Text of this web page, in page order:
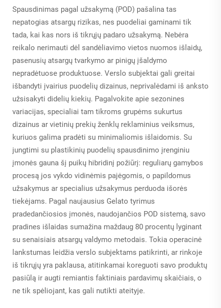
Spausdinimas pagal užsakymą (POD) pašalina tas
nepatogias atsargų rizikas, nes puodeliai gaminami tik
tada, kai kas nors iš tikrųjų padaro užsakymą. Nebėra
reikalo nerimauti dėl sandėliavimo vietos nuomos išlaidų,
pasenusių atsargų tvarkymo ar pinigų įšaldymo
nepradėtuose produktuose. Verslo subjektai gali greitai
išbandyti įvairius puodelių dizainus, neprivalėdami iš anksto
užsisakyti didelių kiekių. Pagalvokite apie sezonines
variacijas, specialiai tam tikroms grupėms sukurtus
dizainus ar vietinių prekių ženklų reklaminius veiksmus,
kuriuos galima pradėti su minimaliomis išlaidomis. Su
jungtimi su plastikinių puodelių spausdinimo įrenginiu
įmonės gauna šį puikų hibridinį požiūrį: reguliarų gamybos
procesą jos vykdo vidinėmis pajėgomis, o papildomus
užsakymus ar specialius užsakymus perduoda išorės
tiekėjams. Pagal naujausius Gelato tyrimus
pradedančiosios įmonės, naudojančios POD sistemą, savo
pradines išlaidas sumažina maždaug 80 procentų lyginant
su senaisiais atsargų valdymo metodais. Tokia operacinė
lankstumas leidžia verslo subjektams patikrinti, ar rinkoje
iš tikrųjų yra paklausa, atitinkamai koreguoti savo produktų
pasiūlą ir augti remiantis faktiniais pardavimų skaičiais, o
ne tik spėliojant, kas gali nutikti ateityje.